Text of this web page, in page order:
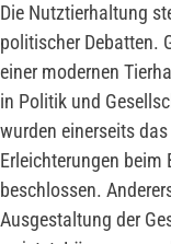
Die Nutztierhaltung
politischer Debatten.
einer modernen
in Politik und
wurden einerseits
Erleichterungen
beschlossen.
Ausgestaltung der